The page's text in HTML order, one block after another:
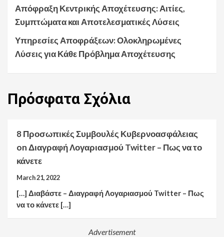
Απόφραξη Κεντρικής Αποχέτευσης: Αιτίες,
Συμπτώματα και Αποτελεσματικές Λύσεις
Υπηρεσίες Αποφράξεων: Ολοκληρωμένες
Λύσεις για Κάθε Πρόβλημα Αποχέτευσης
Πρόσφατα Σχόλια
8 Προσωπικές Συμβουλές Κυβερνοασφάλειας
onΔιαγραφή Λογαριασμού Twitter – Πως να το
κάνετε
March 21, 2022
[…] Διαβάστε – Διαγραφή Λογαριασμού Twitter – Πως
να το κάνετε […]
Advertisement